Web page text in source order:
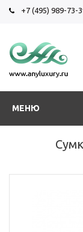
+7 (495) 989-73-
МЕНЮ